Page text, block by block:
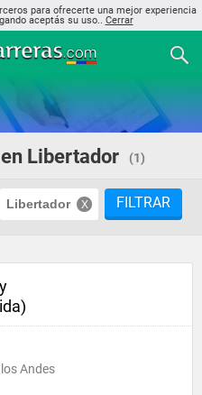
para ofrecerte una mejor experiencia
aceptás su uso.. Cerrar
Libertador (1)
Libertador FILTRAR
Andes